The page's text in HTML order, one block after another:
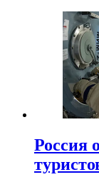
Россия